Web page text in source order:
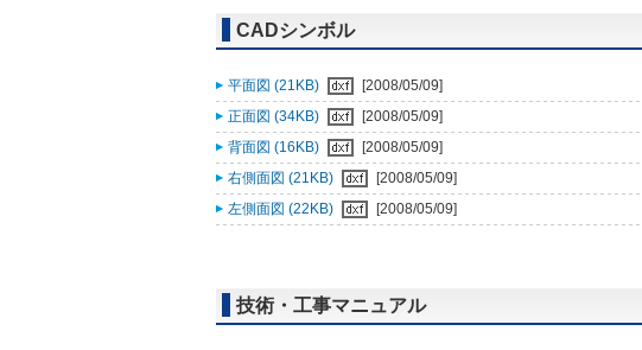
CADシンボル
平面図 (21KB)
[2008/05/09]
正面図 (34KB)
[2008/05/09]
背面図 (16KB)
[2008/05/09]
右側面図 (21KB)
[2008/05/09]
左側面図 (22KB)
[2008/05/09]
技術・工事マニュアル